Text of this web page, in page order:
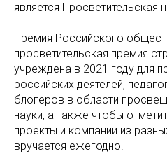
является Просветительская
Премия Российского
просветительская премия
учреждена в 2021 году для
российских деятелей,
блогеров в области
науки, а также чтобы
проекты и компании из
вручается ежегодно.